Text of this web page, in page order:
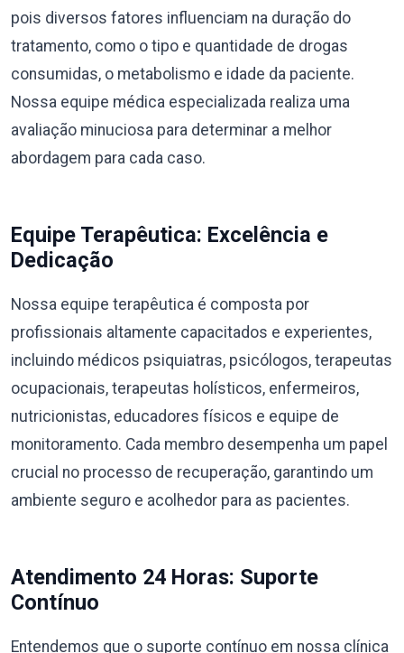
pois diversos fatores influenciam na duração do
tratamento, como o tipo e quantidade de drogas
consumidas, o metabolismo e idade da paciente.
Nossa equipe médica especializada realiza uma
avaliação minuciosa para determinar a melhor
abordagem para cada caso.
Equipe Terapêutica: Excelência e
Dedicação
Nossa equipe terapêutica é composta por
profissionais altamente capacitados e experientes,
incluindo médicos psiquiatras, psicólogos, terapeutas
ocupacionais, terapeutas holísticos, enfermeiros,
nutricionistas, educadores físicos e equipe de
monitoramento. Cada membro desempenha um papel
crucial no processo de recuperação, garantindo um
ambiente seguro e acolhedor para as pacientes.
Atendimento 24 Horas: Suporte
Contínuo
Entendemos que o suporte contínuo em nossa clínica